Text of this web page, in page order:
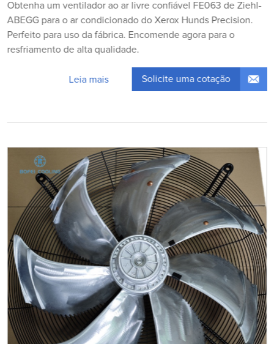
Obtenha um ventilador ao ar livre confiável FE063 de Ziehl-
ABEGG para o ar condicionado do Xerox Hunds Precision.
Perfeito para uso da fábrica. Encomende agora para o
resfriamento de alta qualidade.
Leia mais Solicite uma cotação